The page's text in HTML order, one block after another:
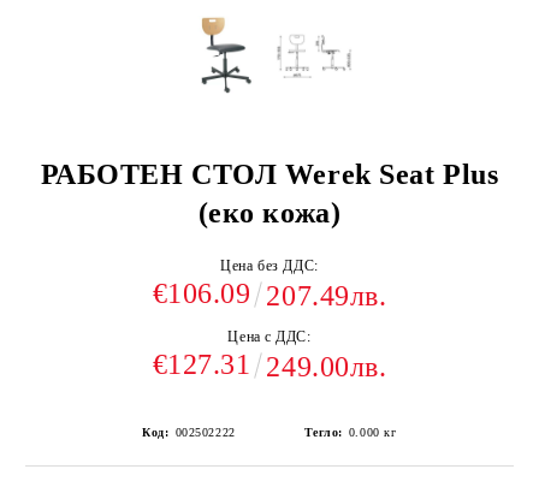
РАБОТЕН СТОЛ Werek Seat Plus
(еко кожа)
Цена без ДДС:
€106.09 207.49лв.
Цена с ДДС:
€127.31 249.00лв.
Код: 002502222 Тегло: 0.000 кг